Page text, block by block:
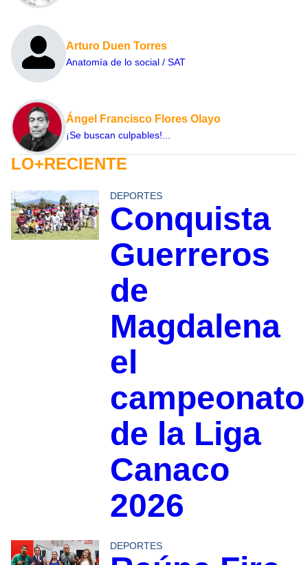
Arturo Duen Torres
Anatomía de lo social / SAT
Ángel Francisco Flores Olayo
¡Se buscan culpables!...
LO+RECIENTE
DEPORTES
Conquista
Guerreros
de
Magdalena
el
campeonato
de la Liga
Canaco
2026
DEPORTES